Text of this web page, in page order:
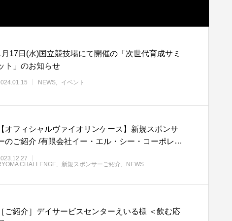
月17日(水)国立競技場にて開催の「次世代育成サミ
ト」のお知らせ
NEWS イベント
オフィシャルヴァイオリンケース】新規スポンサ
のご紹介 /有限会社イー・エル・シー・コーポレー
CHALLENGE
新規スポンサーご紹介 NEWS
ご紹介］デイサービスセンターえいる様 ＜飲む応